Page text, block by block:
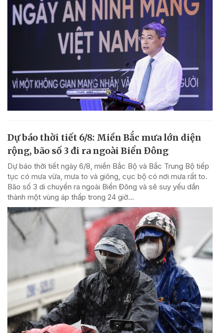
Dự báo thời tiết 6/8: Miền Bắc mưa lớn diện
rộng, bão số 3 đi ra ngoài Biển Đông
Dự báo thời tiết ngày 6/8, miền Bắc Bộ và Bắc Trung Bộ tiếp
tục có mưa vừa, mưa to và giông, cục bộ có nơi mưa rất to.
Bão số 3 di chuyển ra ngoài Biển Đông và sẽ suy yếu dần
thành một vùng áp thấp trong 24 giờ...